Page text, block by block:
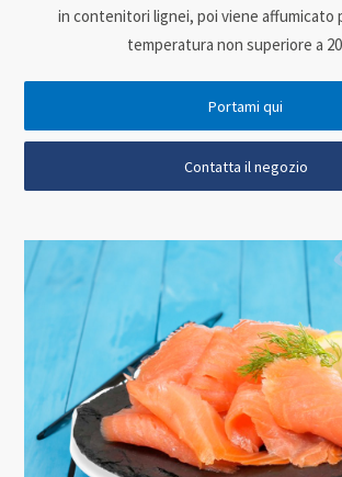
in contenitori lignei, poi viene affumicato
temperatura non superiore a 20
Portami qui
Contatta il negozio